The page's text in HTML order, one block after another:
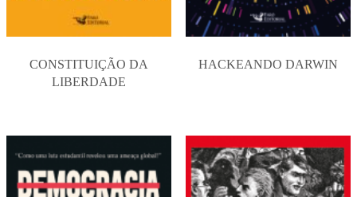
CONSTITUIÇÃO DA
LIBERDADE
HACKEANDO DARWIN